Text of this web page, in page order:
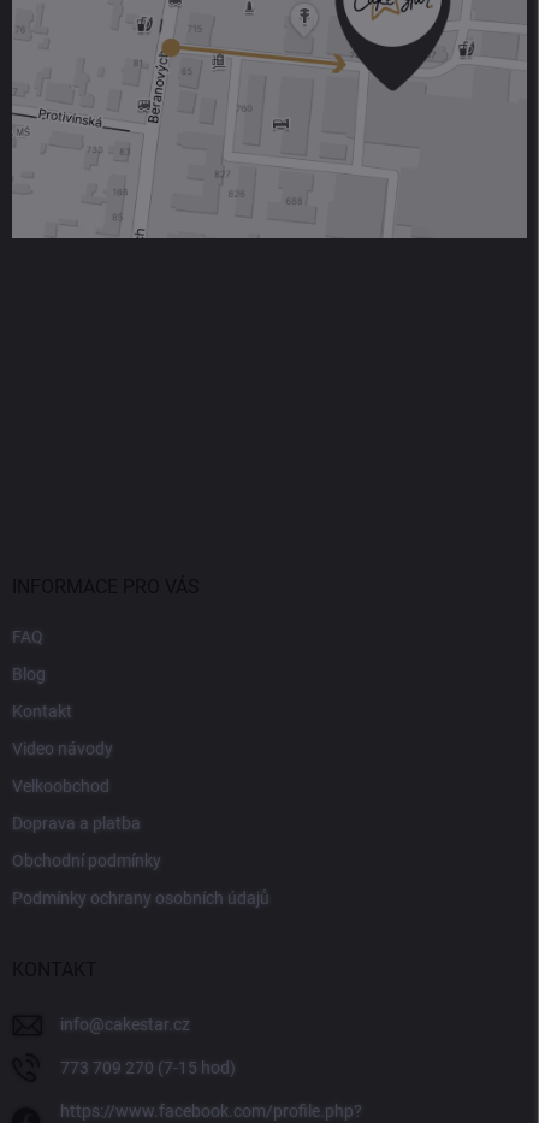
FAQ
Blog
Kontakt
Video návody
Velkoobchod
Doprava a platba
Obchodní podmínky
Podmínky ochrany osobních údajů
info@cakestar.cz
773 709 270 (7-15 hod)
https://www.facebook.com/profile.php?